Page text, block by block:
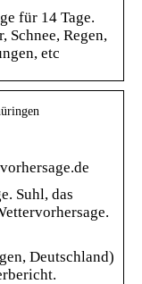
für 14 Tage.
Schnee, Regen,
etc
Suhl, das
Deutschland)